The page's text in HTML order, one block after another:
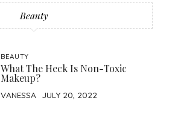
Beauty
BEAUTY
What The Heck Is Non-Toxic
Makeup?
VANESSA JULY 20, 2022